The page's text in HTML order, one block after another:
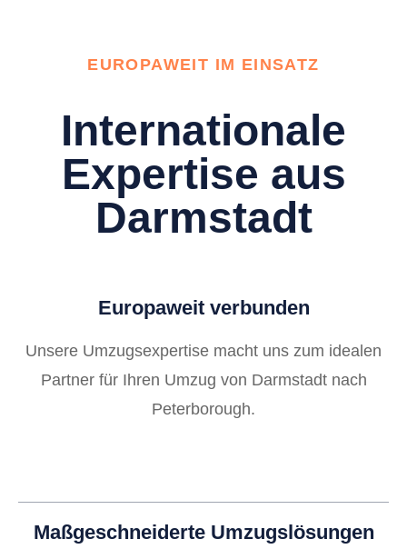
EUROPAWEIT IM EINSATZ
Internationale
Expertise aus
Darmstadt
Europaweit verbunden
Unsere Umzugsexpertise macht uns zum idealen
Partner für Ihren Umzug von Darmstadt nach
Peterborough.
Maßgeschneiderte Umzugslösungen